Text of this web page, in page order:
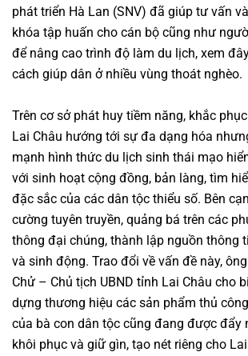
phát triển Hà Lan (SNV) đã giúp tư vấn
khóa tập huấn cho cán bộ cũng như
để nâng cao trình độ làm du lịch, xem
cách giúp dân ở nhiều vùng thoát nghèo.
Trên cơ sở phát huy tiềm năng, khắc
Lai Châu hướng tới sự đa dạng hóa
mạnh hình thức du lịch sinh thái mạo
với sinh hoạt cộng đồng, bản làng, tìm
đặc sắc của các dân tộc thiểu số. Bên
cường tuyên truyền, quảng bá trên các
thông đại chúng, thành lập nguồn thông
và sinh động. Trao đổi về vấn đề này,
Chử – Chủ tịch UBND tỉnh Lai Châu cho
dựng thương hiệu các sản phẩm thủ
của bà con dân tộc cũng đang được đẩy
khôi phục và giữ gìn, tạo nét riêng cho